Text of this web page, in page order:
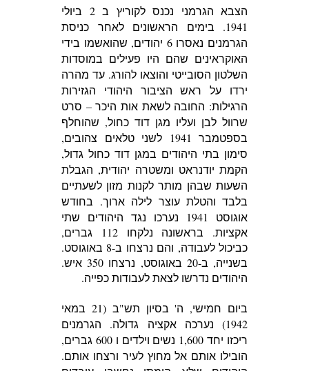
הצבא הגרמני נכנס לקוריץ ב 2 ביולי
1941. בימים הראשונים לאחר כניסת
הגרמנים נאסרו 6 יהודים, שהואשמו בידי
האוקראינים שהם היו פעילים במוסדות
השלטון הסובייטי והוצאו להורג. עד מהרה
ירדו על ראש הציבור היהודי הגזירות
הרגילות: החובה לשאת אות היכר – סרט
שרוול לבן ועליו מגן דוד כחול, שהוחלף
בספטמבר 1941 לשני טלאים צהובים,
סימון בתי היהודים במגן דוד כחול גדול,
הקמת יודנראט ומשטרה יהודית, הגבלת
השעות שבהן מותר לקנות מזון לשעתיים
בלבד והטלת עוצר לילה ארוך. בחודש
אוגוסט 1941 נערכו נגד היהודים שתי
אקציות. בראשונה נלקחו 112 גברים,
כביכול לעבודה, והם נרצחו ב-8 באוגוסט.
בשנייה, ב-20 באוגוסט, נרצחו 350 איש.
היהודים נדרשו לצאת לעבודות כפייה.
ביום חמישי, ה' בסיון תש"ב (21 במאי
1942) נערכה אקציה גדולה. הגרמנים
ריכזו יחד 1,600 נשים וילדים ו 600 גברים,
הובילו אותם אל מחוץ לעיר ורצחו אותם.